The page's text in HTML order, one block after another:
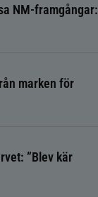
NM-framgångar:
marken för
”Blev kär